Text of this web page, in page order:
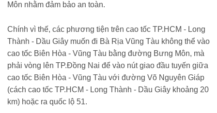
Môn nhằm đảm bảo an toàn.
Chính vì thế, các phương tiện trên cao tốc TP.HCM - Long
Thành - Dầu Giây muốn đi Bà Rịa Vũng Tàu không thể vào
cao tốc Biên Hòa - Vũng Tàu bằng đường Bưng Môn, mà
phải vòng lên TP.Đồng Nai để vào nút giao đầu tuyến giữa
cao tốc Biên Hòa - Vũng Tàu với đường Võ Nguyên Giáp
(cách cao tốc TP.HCM - Long Thành - Dầu Giây khoảng 20
km) hoặc ra quốc lộ 51.